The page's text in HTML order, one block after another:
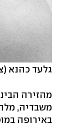
גלעד כהנא
מהזירה
משבדיה,
באירופה